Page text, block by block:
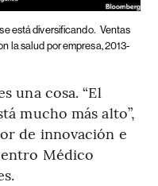
está diversificando. Ventas
la salud por empresa, 2013-
una cosa. “El
mucho más alto”,
de innovación e
Médico